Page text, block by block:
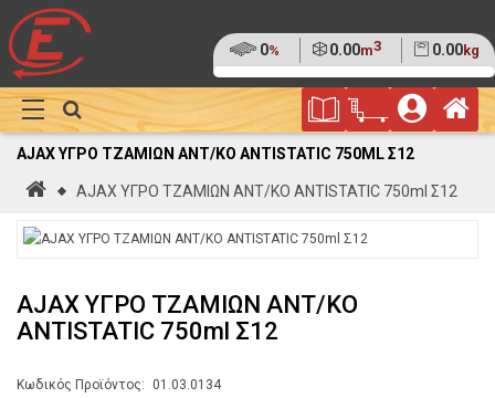
Ποσοστό
της
παλέτας
0% Όγκος
0.00m3 Βάρος
0.00kg
(0%)
Φυλλάδιο
Προσφορών
Καλάθι
Αγορών
Show
Megamenu
AJAX ΥΓΡΟ ΤΖΑΜΙΩΝ ΑΝΤ/ΚΟ ANTISTATIC 750ML Σ12
ΑρχικήAJAX ΥΓΡΟ ΤΖΑΜΙΩΝ ΑΝΤ/ΚΟ ANTISTATIC 750ml Σ12
AJAX ΥΓΡΟ ΤΖΑΜΙΩΝ ΑΝΤ/ΚΟ
ANTISTATIC 750ml Σ12
Κωδικός Προϊόντος:
01.03.0134